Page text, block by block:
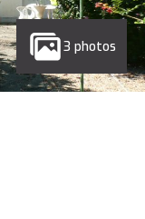
3 photos